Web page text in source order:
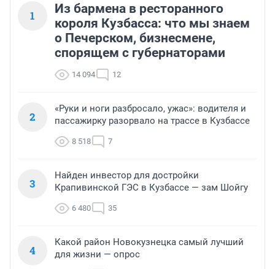
1
Из бармена в ресторанного
короля Кузбасса: что мы знаем
о Печерском, бизнесмене,
спорящем с губернаторами
14 094 12
2
«Руки и ноги разбросало, ужас»: водителя и
пассажирку разорвало на трассе в Кузбассе
8 518 7
3
Найден инвестор для достройки
Крапивинской ГЭС в Кузбассе — зам Шойгу
6 480 35
4
Какой район Новокузнецка самый лучший
для жизни — опрос